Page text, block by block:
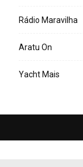
Rádio Maravilha
Aratu On
Yacht Mais